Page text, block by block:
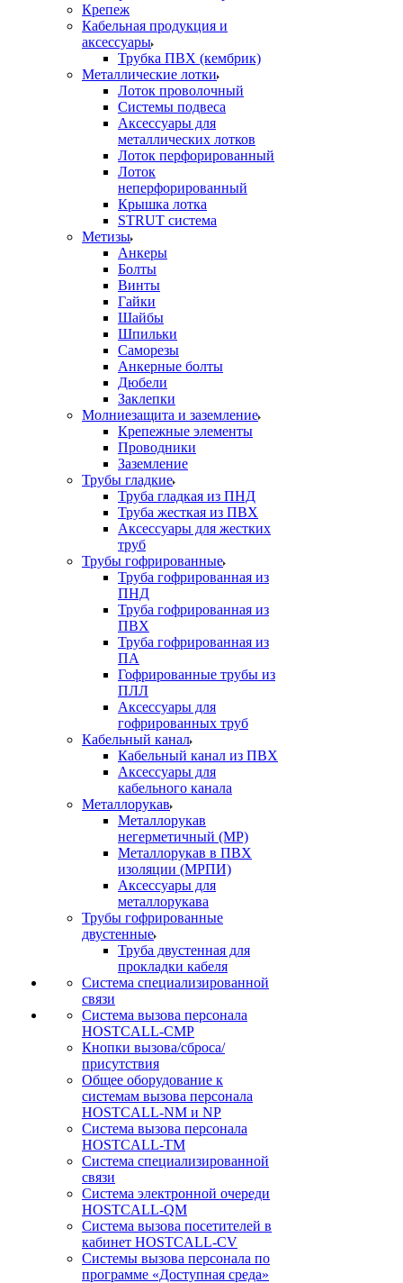
Крепеж
Кабельная продукция и
аксессуары
Трубка ПВХ (кембрик)
Металлические лотки
Лоток проволочный
Системы подвеса
Аксессуары для
металлических лотков
Лоток перфорированный
Лоток
неперфорированный
Крышка лотка
STRUT система
Метизы
Анкеры
Болты
Винты
Гайки
Шайбы
Шпильки
Саморезы
Анкерные болты
Дюбели
Заклепки
Молниезащита и заземление
Крепежные элементы
Проводники
Заземление
Трубы гладкие
Труба гладкая из ПНД
Труба жесткая из ПВХ
Аксессуары для жестких
труб
Трубы гофрированные
Труба гофрированная из
ПНД
Труба гофрированная из
ПВХ
Труба гофрированная из
ПА
Гофрированные трубы из
ПЛЛ
Аксессуары для
гофрированных труб
Кабельный канал
Кабельный канал из ПВХ
Аксессуары для
кабельного канала
Металлорукав
Металлорукав
негерметичный (МР)
Металлорукав в ПВХ
изоляции (МРПИ)
Аксессуары для
металлорукава
Трубы гофрированные
двустенные
Труба двустенная для
прокладки кабеля
Система специализированной
связи
Cистема вызова персонала
HOSTCALL-CMP
Кнопки вызова/сброса/
присутствия
Общее оборудование к
системам вызова персонала
HOSTCALL-NM и NP
Система вызова персонала
HOSTCALL-TM
Система специализированной
связи
Система электронной очереди
HOSTCALL-QM
Cистема вызова посетителей в
кабинет HOSTCALL-CV
Системы вызова персонала по
программе «Доступная среда»